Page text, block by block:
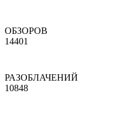
ОБЗОРОВ
14401
РАЗОБЛАЧЕНИЙ
10848